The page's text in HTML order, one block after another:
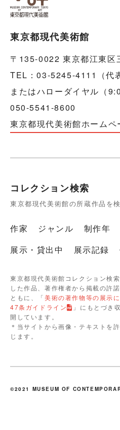
東京都現代美術館
〒135-0022 東京都江東区
TEL：03-5245-4111（代表
またはハローダイヤル（
050-5541-8600
東京都現代美術館ホームペ
コレクション検索
東京都現代美術館の所蔵作品を
作家 ジャンル 制作年
展示・貸出中
展示記録
東京都現代美術館コレクション検
した作品、著作権者から掲載の許
ともに、「美術の著作物等の展示
47条ガイドライン
」にもとづき
開しています。
＊当サイトから画像・テキストを
じます。
©2021 MUSEUM OF